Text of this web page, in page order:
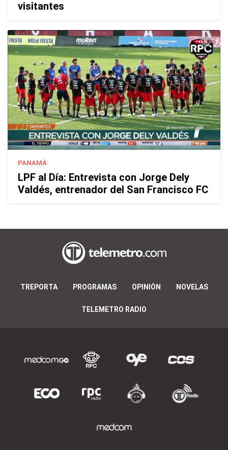
visitantes
PANAMÁ
LPF al Día: Entrevista con Jorge Dely
Valdés, entrenador del San Francisco FC
TREPORTA PROGRAMAS OPINIÓN NOVELAS
TELEMETRO RADIO